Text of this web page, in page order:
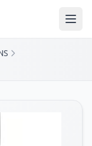
Ana